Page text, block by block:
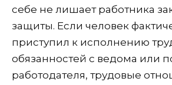
себе не лишает работника
защиты. Если человек
приступил к исполнению
обязанностей с ведома или
работодателя, трудовые